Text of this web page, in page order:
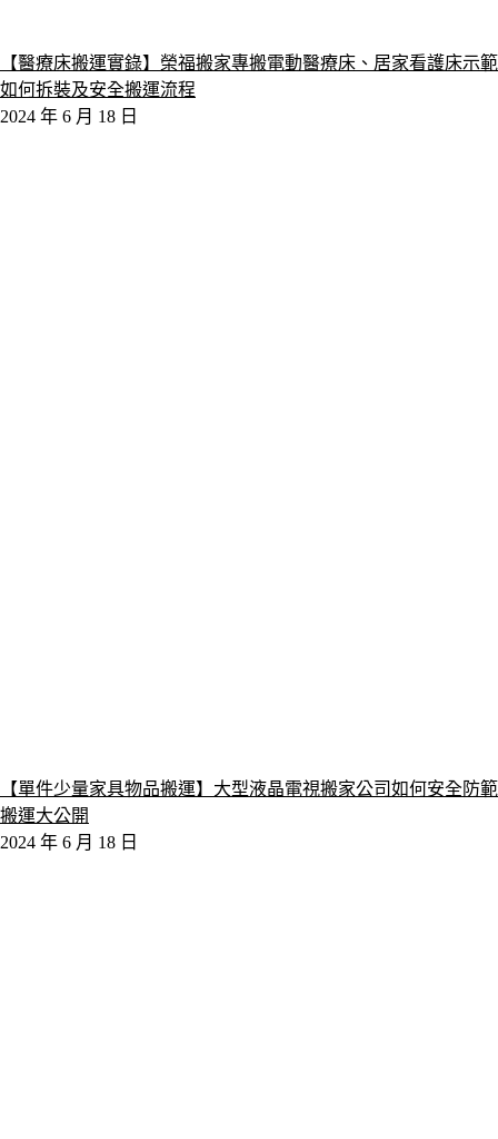
【醫療床搬運實錄】榮福搬家專搬電動醫療床、居家看護床示範
如何拆裝及安全搬運流程
2024 年 6 月 18 日
【單件少量家具物品搬運】大型液晶電視搬家公司如何安全防範
搬運大公開
2024 年 6 月 18 日